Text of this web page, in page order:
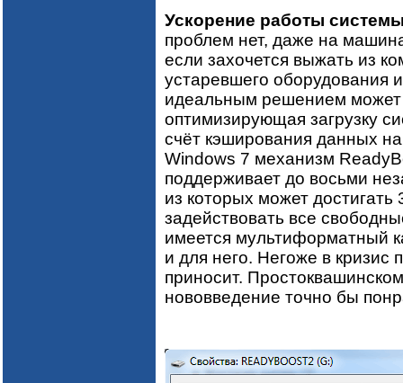
Ускорение работы
проблем нет, даже на
если захочется выжать из
устаревшего оборудования
идеальным решением может
оптимизирующая загрузку
счёт кэширования данных
Windows 7 механизм
поддерживает до восьми
из которых может
задействовать все
имеется мультиформатный
и для него. Негоже в кризис
приносит.
нововведение точно бы